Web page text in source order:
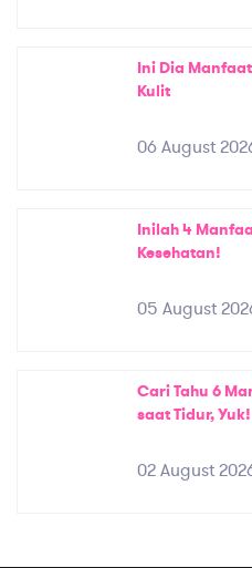
Ini Dia
Kulit
06 August
Inilah 4
Kesehatan!
05 August
Cari Tahu 6
saat Tidur, Yuk!
02 August